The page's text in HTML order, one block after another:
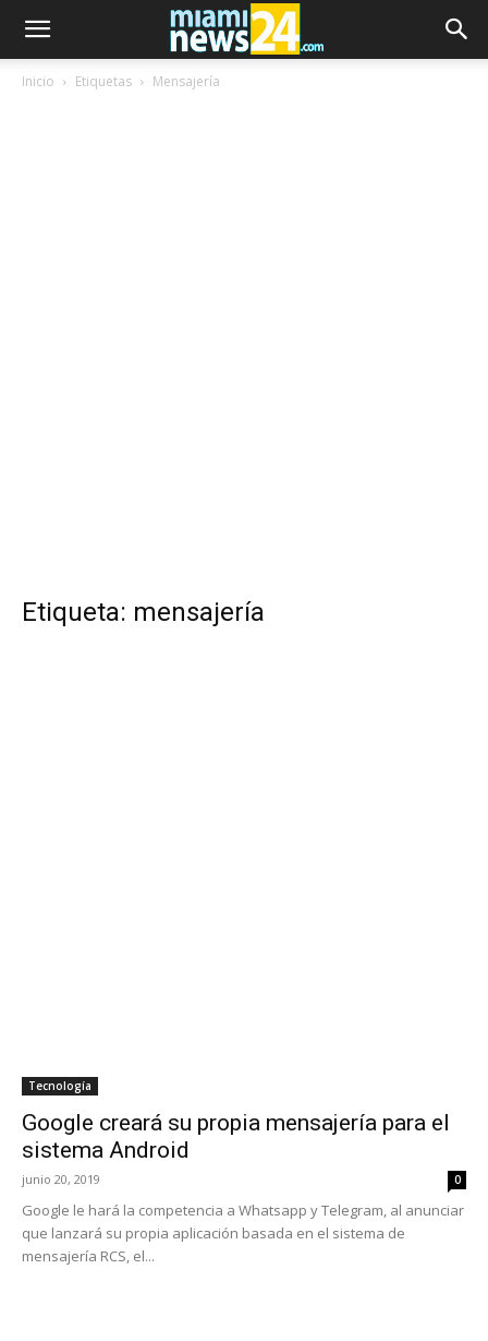
Inicio Etiquetas Mensajería
Etiqueta: mensajería
Tecnología
Google creará su propia mensajería para el
sistema Android
junio 20, 2019 0
Google le hará la competencia a Whatsapp y Telegram, al anunciar
que lanzará su propia aplicación basada en el sistema de
mensajería RCS, el...